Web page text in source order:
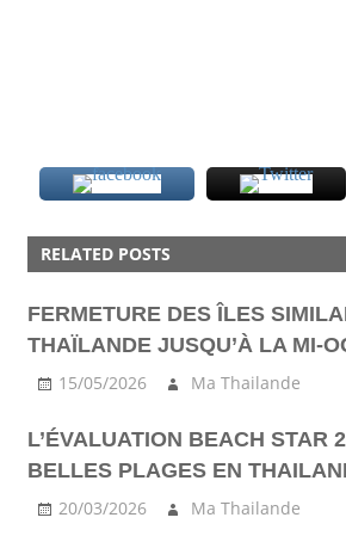
ILE
SAMUI
TOURIST
RELATED POSTS
FERMETURE DES ÎLES
THAÏLANDE JUSQU’À LA MI-
15/05/2026 Ma Thailande
L’ÉVALUATION BEACH STAR
BELLES PLAGES EN
20/03/2026 Ma Thailande